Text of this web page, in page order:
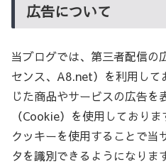
広告について
当ブログでは、第三者配信の
センス、A8.net）を利用して
じた商品やサービスの広告を
（Cookie）を使用しておりま
クッキーを使用することで当
タを識別できるようになりま